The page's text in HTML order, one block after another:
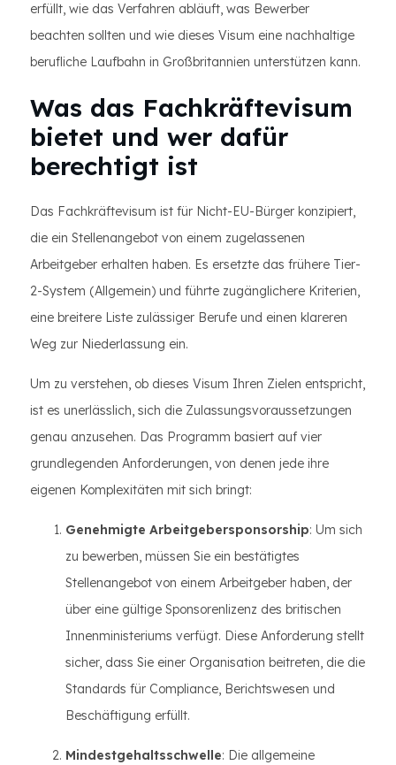
erfüllt, wie das Verfahren abläuft, was Bewerber
beachten sollten und wie dieses Visum eine nachhaltige
berufliche Laufbahn in Großbritannien unterstützen kann.
Was das Fachkräftevisum
bietet und wer dafür
berechtigt ist
Das Fachkräftevisum ist für Nicht-EU-Bürger konzipiert,
die ein Stellenangebot von einem zugelassenen
Arbeitgeber erhalten haben. Es ersetzte das frühere Tier-
2-System (Allgemein) und führte zugänglichere Kriterien,
eine breitere Liste zulässiger Berufe und einen klareren
Weg zur Niederlassung ein.
Um zu verstehen, ob dieses Visum Ihren Zielen entspricht,
ist es unerlässlich, sich die Zulassungsvoraussetzungen
genau anzusehen. Das Programm basiert auf vier
grundlegenden Anforderungen, von denen jede ihre
eigenen Komplexitäten mit sich bringt:
Genehmigte Arbeitgebersponsorship: Um sich
zu bewerben, müssen Sie ein bestätigtes
Stellenangebot von einem Arbeitgeber haben, der
über eine gültige Sponsorenlizenz des britischen
Innenministeriums verfügt. Diese Anforderung stellt
sicher, dass Sie einer Organisation beitreten, die die
Standards für Compliance, Berichtswesen und
Beschäftigung erfüllt.
Mindestgehaltsschwelle: Die allgemeine